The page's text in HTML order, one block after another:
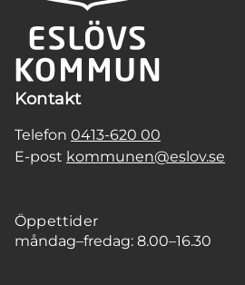
Kontakt
Telefon 0413-620 00
E-post kommunen@eslov.se
Öppettider
måndag–fredag: 8.00–16.30